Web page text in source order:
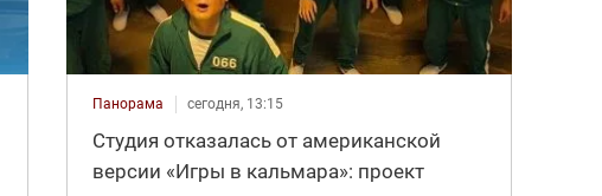
Панорама сегодня, 13:15
Студия отказалась от американской
версии «Игры в кальмара»: проект